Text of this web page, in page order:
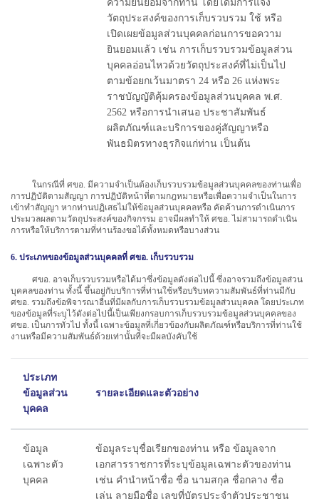
ความยินยอมจากท่าน โดยได้มีการแจ้ง
วัตถุประสงค์ของการเก็บรวบรวม ใช้ หรือ
เปิดเผยข้อมูลส่วนบุคคลก่อนการขอความ
ยินยอมแล้ว เช่น การเก็บรวบรวมข้อมูลส่วน
บุคคลอ่อนไหวด้วยวัตถุประสงค์ที่ไม่เป็นไป
ตามข้อยกเว้นมาตรา 24 หรือ 26 แห่งพระ
ราชบัญญัติคุ้มครองข้อมูลส่วนบุคคล พ.ศ.
2562 หรือการนำเสนอ ประชาสัมพันธ์
ผลิตภัณฑ์และบริการของคู่สัญญาหรือ
พันธมิตรทางธุรกิจแก่ท่าน เป็นต้น
ในกรณีที่ ศขอ. มีความจำเป็นต้องเก็บรวบรวมข้อมูลส่วนบุคคลของท่านเพื่อ
การปฏิบัติตามสัญญา การปฏิบัติหน้าที่ตามกฎหมายหรือเพื่อความจำเป็นในการ
เข้าทำสัญญา หากท่านปฏิเสธไม่ให้ข้อมูลส่วนบุคคลหรือ คัดค้านการดำเนินการ
ประมวลผลตามวัตถุประสงค์ของกิจกรรม อาจมีผลทำให้ ศขอ. ไม่สามารถดำเนิน
การหรือให้บริการตามที่ท่านร้องขอได้ทั้งหมดหรือบางส่วน
6. ประเภทของข้อมูลส่วนบุคคลที่ ศขอ. เก็บรวบรวม
ศขอ. อาจเก็บรวบรวมหรือได้มาซึ่งข้อมูลดังต่อไปนี้ ซึ่งอาจรวมถึงข้อมูลส่วน
บุคคลของท่าน ทั้งนี้ ขึ้นอยู่กับบริการที่ท่านใช้หรือบริบทความสัมพันธ์ที่ท่านมีกับ
ศขอ. รวมถึงข้อพิจารณาอื่นที่มีผลกับการเก็บรวบรวมข้อมูลส่วนบุคคล โดยประเภท
ของข้อมูลที่ระบุไว้ดังต่อไปนี้เป็นเพียงกรอบการเก็บรวบรวมข้อมูลส่วนบุคคลของ
ศขอ. เป็นการทั่วไป ทั้งนี้ เฉพาะข้อมูลที่เกี่ยวข้องกับผลิตภัณฑ์หรือบริการที่ท่านใช้
งานหรือมีความสัมพันธ์ด้วยเท่านั้นที่จะมีผลบังคับใช้
ประเภท
ข้อมูลส่วน
บุคคล
รายละเอียดและตัวอย่าง
ข้อมูล
เฉพาะตัว
บุคคล
ข้อมูลระบุชื่อเรียกของท่าน หรือ ข้อมูลจาก
เอกสารราชการที่ระบุข้อมูลเฉพาะตัวของท่าน
เช่น คำนำหน้าชื่อ ชื่อ นามสกุล ชื่อกลาง ชื่อ
เล่น ลายมือชื่อ เลขที่บัตรประจำตัวประชาชน